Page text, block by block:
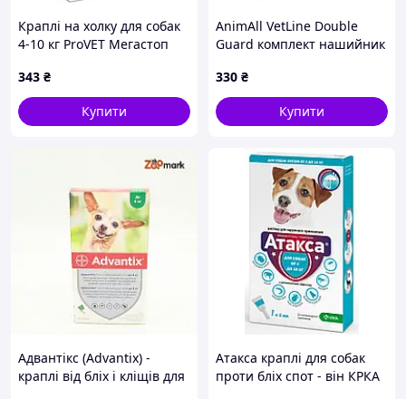
Краплі на холку для собак
4-10 кг ProVET Мегастоп
внутрішніх паразитів 4
піпетки по 1 мл
343 ₴
Купити
AnimAll VetLine Double
Guard комплект нашийник
стрічкою, 25 мм, 400 - 500
мм, помаранчевий
330 ₴
Купити
Адвантікс (Advantix) -
краплі від бліх і кліщів для
Атакса краплі для собак
проти бліх спот - він КРКА